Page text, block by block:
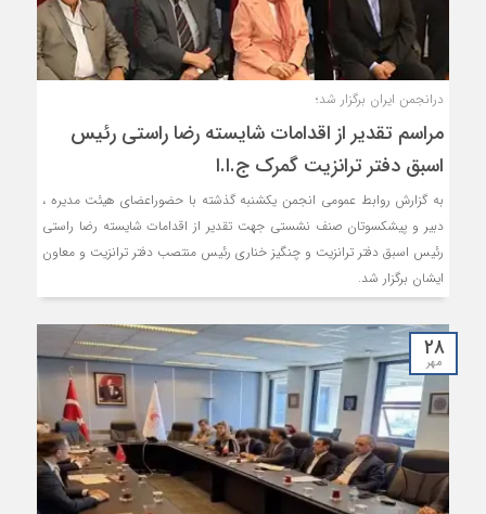
درانجمن ایران برگزار شد؛
مراسم تقدیر از اقدامات شایسته رضا راستی رئیس
اسبق دفتر ترانزیت گمرک ج.ا.ا
به گزارش روابط عمومی انجمن یکشنبه گذشته با حضوراعضای هیئت مدیره ،
دبیر و پیشکسوتان صنف نشستی جهت تقدیر از اقدامات شایسته رضا راستی
رئیس اسبق دفتر ترانزیت و چنگیز خناری رئیس منتصب دفتر ترانزیت و معاون
ایشان برگزار شد.
۲۸
مهر